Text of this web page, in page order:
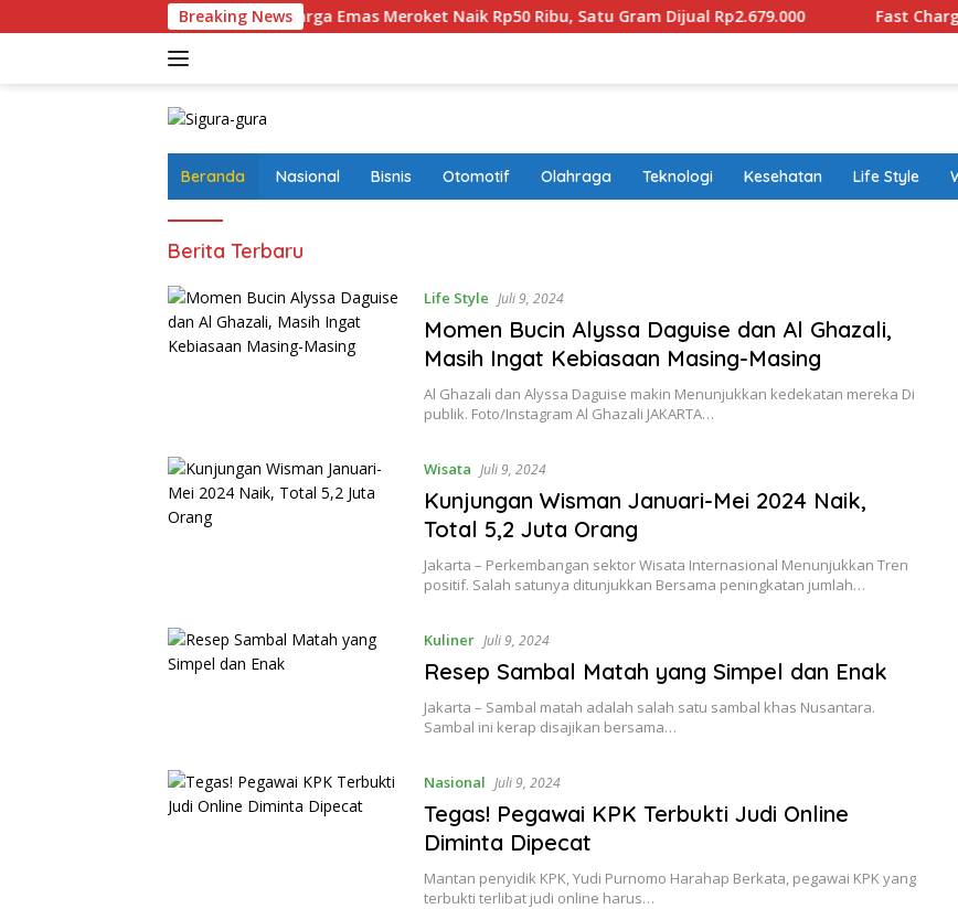
ke
Breaking News
Harga Emas Meroket Naik Rp50 Ribu, Satu Gram Dijual Rp2.679.000 Fast Charging
Beranda Nasional Bisnis Otomotif Olahraga Teknologi Kesehatan Life Style
Sigura-
Berita Terbaru
Life Style Juli 9, 2024
Momen Bucin Alyssa Daguise dan Al Ghazali,
Masih Ingat Kebiasaan Masing-Masing
Al Ghazali dan Alyssa Daguise makin Menunjukkan kedekatan mereka Di
publik. Foto/Instagram Al Ghazali JAKARTA…
Wisata Juli 9, 2024
Kunjungan Wisman Januari-Mei 2024 Naik,
Total 5,2 Juta Orang
Jakarta – Perkembangan sektor Wisata Internasional Menunjukkan Tren
positif. Salah satunya ditunjukkan Bersama peningkatan jumlah…
Kuliner Juli 9, 2024
Resep Sambal Matah yang Simpel dan Enak
Jakarta – Sambal matah adalah salah satu sambal khas Nusantara.
Sambal ini kerap disajikan bersama…
Nasional Juli 9, 2024
Tegas! Pegawai KPK Terbukti Judi Online
Diminta Dipecat
Mantan penyidik KPK, Yudi Purnomo Harahap Berkata, pegawai KPK yang
terbukti terlibat judi online harus…